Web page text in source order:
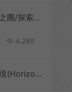
夺宝奇兵古老之圈/探索冒险游戏 Indiana Jones and the Great Circle 下载
4,288
地平线西之绝境(Horizon Forbidden West)简中|PC|ACT|DLC|修改器|开放世界动作角色扮演游戏